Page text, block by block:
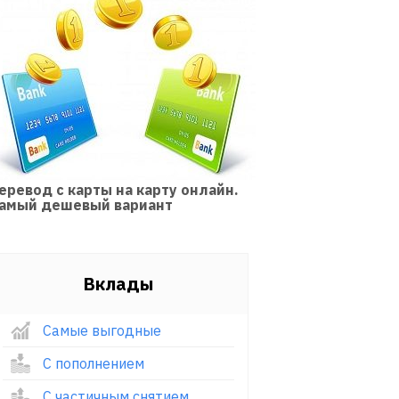
с карты на карту онлайн.
дешевый вариант
Вклады
Самые выгодные
С пополнением